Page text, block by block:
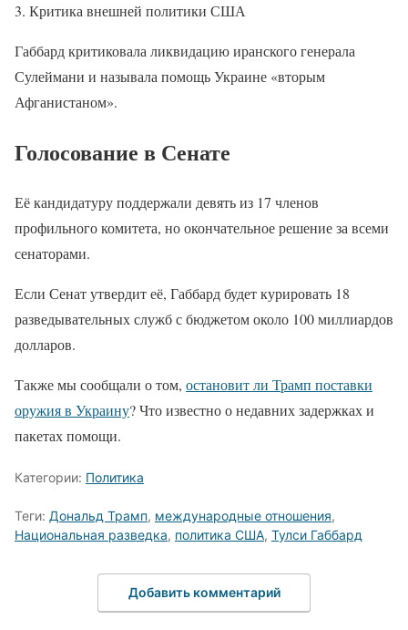
3. Критика внешней политики США
Габбард критиковала ликвидацию иранского генерала
Сулеймани и называла помощь Украине «вторым
Афганистаном».
Голосование в Сенате
Её кандидатуру поддержали девять из 17 членов
профильного комитета, но окончательное решение за всеми
сенаторами.
Если Сенат утвердит её, Габбард будет курировать 18
разведывательных служб с бюджетом около 100 миллиардов
долларов.
Также мы сообщали о том, остановит ли Трамп поставки
оружия в Украину? Что известно о недавних задержках и
пакетах помощи.
Категории: Политика
Теги: Дональд Трамп, международные отношения,
Национальная разведка, политика США, Тулси Габбард
Добавить комментарий